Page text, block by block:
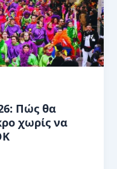
Πώς θα
χωρίς να